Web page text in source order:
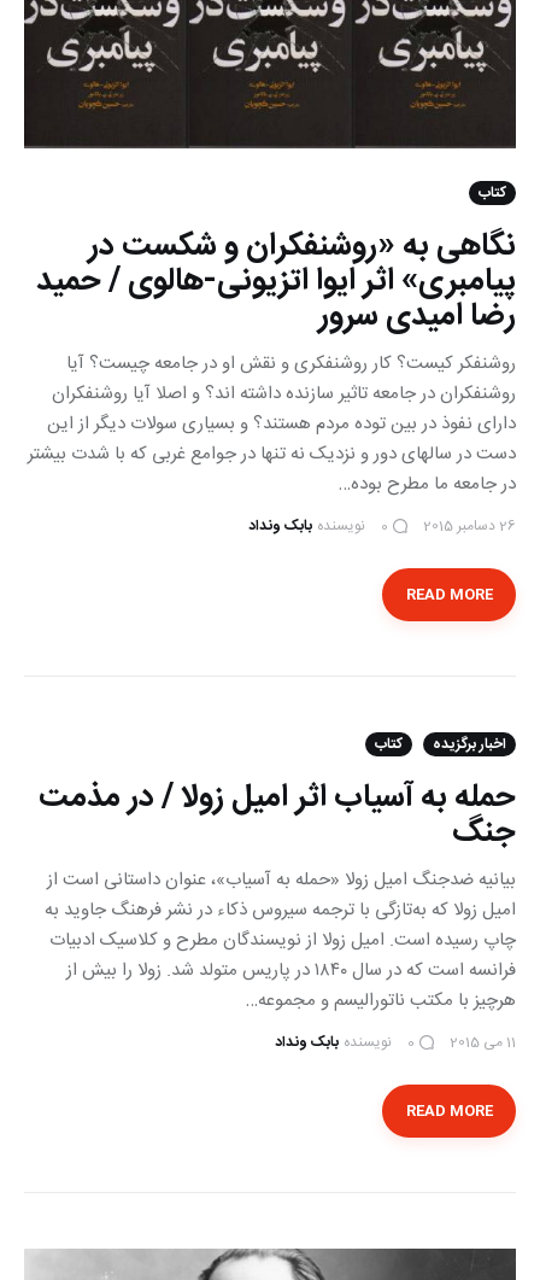
کتاب
نگاهی به «روشنفکران و شکست در
پیامبری» اثر ایوا اتزیونی-هالوی / حمید
رضا امیدی سرور
روشنفکر کیست؟ کار روشنفکری و نقش او در جامعه چیست؟ آیا
روشنفکران در جامعه تاثیر سازنده داشته اند؟ و اصلا آیا روشنفکران
دارای نفوذ در بین توده مردم هستند؟ و بسیاری سولات دیگر از این
دست در سالهای دور و نزدیک نه تنها در جوامع غربی که با شدت بیشتر
در جامعه ما مطرح بوده…
26 دسامبر 2015 0 نویسنده بابک ونداد
READ MORE
اخبار برگزیده کتاب
حمله به آسیاب اثر امیل زولا / در مذمت
جنگ
بیانیه ضدجنگ امیل ‌زولا «حمله به آسیاب»، عنوان داستانی است از
امیل زولا که به‌تازگی با ترجمه سیروس ذکاء در نشر فرهنگ جاوید به
چاپ رسیده است. امیل زولا از نویسندگان مطرح و کلاسیک ادبیات
فرانسه است که در سال ١٨٤٠ در پاریس متولد شد. زولا را بیش از
هرچیز با مکتب ناتورالیسم و مجموعه…
11 می 2015 0 نویسنده بابک ونداد
READ MORE